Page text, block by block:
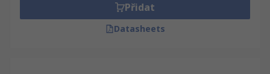
Přidat
Datasheets